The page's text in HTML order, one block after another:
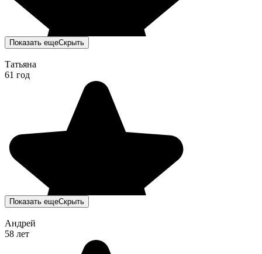
Показать ещеСкрыть
Татьяна
61 год
Показать ещеСкрыть
Андрей
58 лет